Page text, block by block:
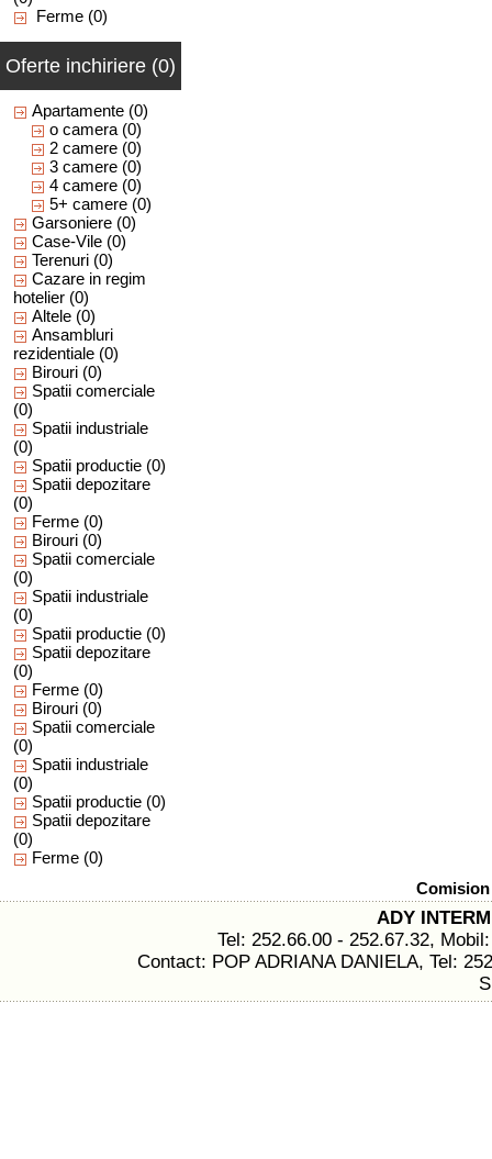
Ferme (0)
Oferte inchiriere (0)
Apartamente (0)
o camera (0)
2 camere (0)
3 camere (0)
4 camere (0)
5+ camere (0)
Garsoniere (0)
Case-Vile (0)
Terenuri (0)
Cazare in regim
hotelier (0)
Altele (0)
Ansambluri
rezidentiale (0)
Birouri (0)
Spatii comerciale
(0)
Spatii industriale
(0)
Spatii productie (0)
Spatii depozitare
(0)
Ferme (0)
Birouri (0)
Spatii comerciale
(0)
Spatii industriale
(0)
Spatii productie (0)
Spatii depozitare
(0)
Ferme (0)
Birouri (0)
Spatii comerciale
(0)
Spatii industriale
(0)
Spatii productie (0)
Spatii depozitare
(0)
Ferme (0)
Comision
ADY
Tel: 252.66.00 - 252.67.32,
Contact: POP ADRIANA DANIELA, Tel: